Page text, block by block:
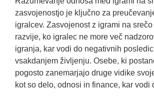
zasvojenostjo je ključno za
igralcev. Zasvojenost z igrami na
razvije, ko igralec ne more več
igranja, kar vodi do negativnih
vsakdanjem življenju. Osebe, ki
pogosto zanemarjajo druge vidike
kot so delo, odnosi in finance, kar vodi